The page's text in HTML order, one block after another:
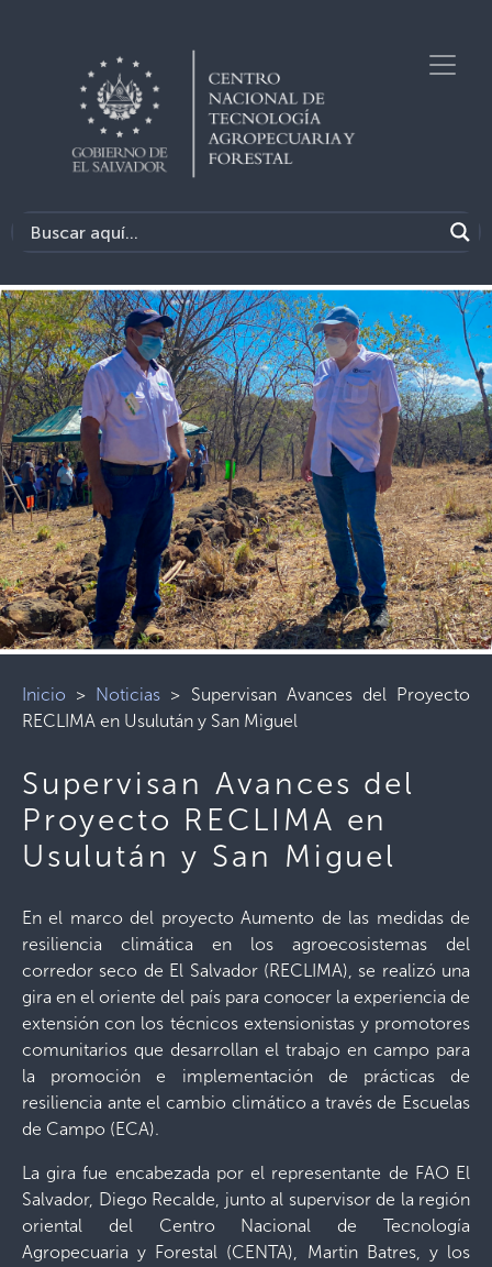
Inicio > Noticias > Supervisan Avances del Proyecto
RECLIMA en Usulután y San Miguel
Supervisan Avances del
Proyecto RECLIMA en
Usulután y San Miguel
En el marco del proyecto Aumento de las medidas de
resiliencia climática en los agroecosistemas del
corredor seco de El Salvador (RECLIMA), se realizó una
gira en el oriente del país para conocer la experiencia de
extensión con los técnicos extensionistas y promotores
comunitarios que desarrollan el trabajo en campo para
la promoción e implementación de prácticas de
resiliencia ante el cambio climático a través de Escuelas
de Campo (ECA).
La gira fue encabezada por el representante de FAO El
Salvador, Diego Recalde, junto al supervisor de la región
oriental del Centro Nacional de Tecnología
Agropecuaria y Forestal (CENTA), Martin Batres, y los